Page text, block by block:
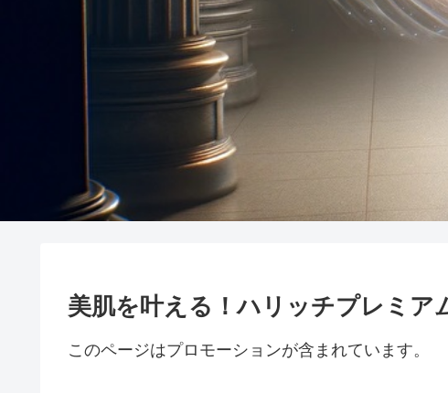
美肌を叶える！ハリッチプレミア
このページはプロモーションが含まれています。